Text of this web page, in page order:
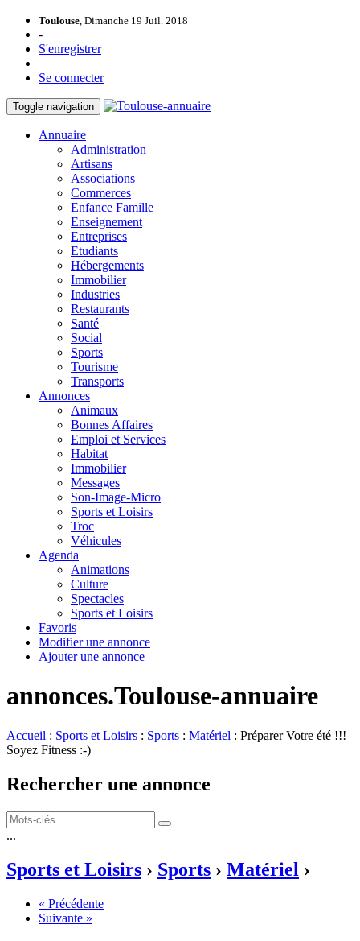
Toulouse, Dimanche 19 Juil. 2018
-
S'enregistrer
Se connecter
Toggle navigation
Annuaire
Administration
Artisans
Associations
Commerces
Enfance Famille
Enseignement
Entreprises
Etudiants
Hébergements
Immobilier
Industries
Restaurants
Santé
Social
Sports
Tourisme
Transports
Annonces
Animaux
Bonnes Affaires
Emploi et Services
Habitat
Immobilier
Messages
Son-Image-Micro
Sports et Loisirs
Troc
Véhicules
Agenda
Animations
Culture
Spectacles
Sports et Loisirs
Favoris
Modifier une annonce
Ajouter une annonce
annonces.Toulouse-annuaire
Accueil : Sports et Loisirs : Sports : Matériel : Préparer Votre été !!!
Soyez Fitness :-)
Rechercher une annonce
...
Sports et Loisirs › Sports › Matériel ›
« Précédente
Suivante »